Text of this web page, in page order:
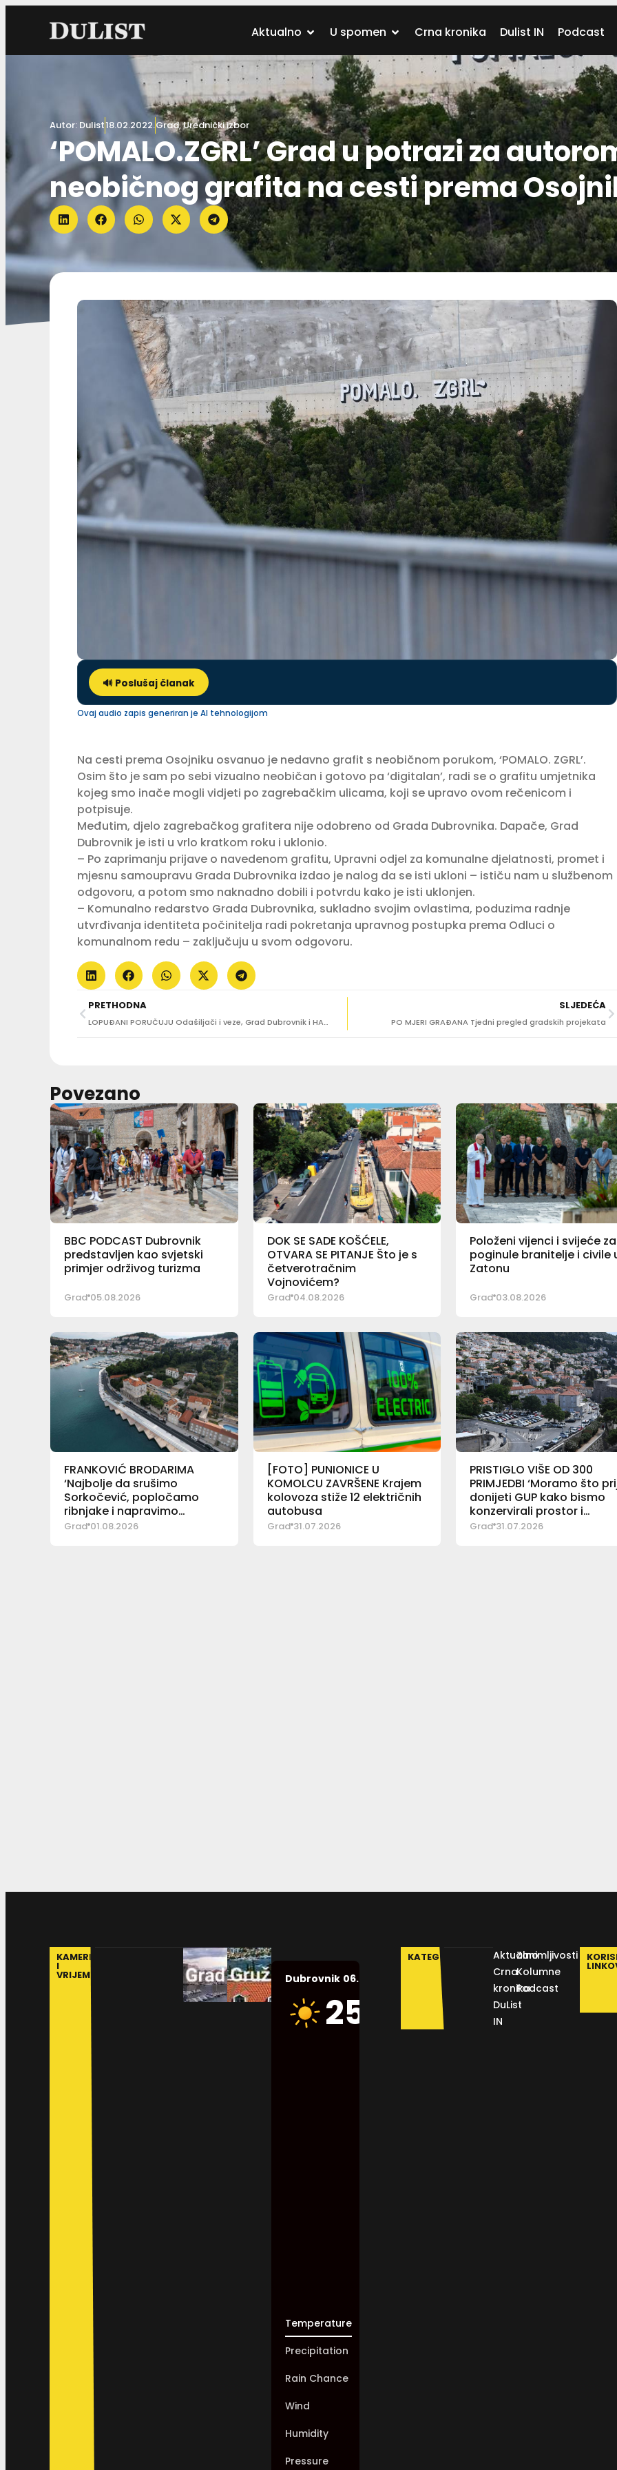
Aktualno U spomen Crna kronika Dulist IN Podcast
Autor: Dulist18.02.2022.Grad,Urednički izbor
‘POMALO.ZGRL’ Grad u potrazi za
neobičnog grafita na cesti prema
🔊 Poslušaj članak
Ovaj audio zapis generiran je AI tehnologijom
Na cesti prema Osojniku osvanuo je nedavno grafit s neobičnom porukom, ‘POMALO. ZGRL’.
Osim što je sam po sebi vizualno neobičan i gotovo pa ‘digitalan’, radi se o grafitu umjetnika
kojeg smo inače mogli vidjeti po zagrebačkim ulicama, koji se upravo ovom rečenicom i
potpisuje.
Međutim, djelo zagrebačkog grafitera nije odobreno od Grada Dubrovnika. Dapače, Grad
Dubrovnik je isti u vrlo kratkom roku i uklonio.
– Po zaprimanju prijave o navedenom grafitu, Upravni odjel za komunalne djelatnosti, promet i
mjesnu samoupravu Grada Dubrovnika izdao je nalog da se isti ukloni – ističu nam u službenom
odgovoru, a potom smo naknadno dobili i potvrdu kako je isti uklonjen.
– Komunalno redarstvo Grada Dubrovnika, sukladno svojim ovlastima, poduzima radnje
utvrđivanja identiteta počinitelja radi pokretanja upravnog postupka prema Odluci o
komunalnom redu – zaključuju u svom odgovoru.
PRETHODNA
LOPUĐANI PORUČUJU Odašiljači i veze, Grad Dubrovnik i HAKOM kriju dokumentaciju o odašiljaču
SLJEDEĆA
PO MJERI GRAĐANA Tjedni pregled gradskih projekata
Povezano
BBC PODCAST Dubrovnik
predstavljen kao svjetski
primjer održivog turizma
Grad 05.08.2026
DOK SE SADE KOŠĆELE,
OTVARA SE PITANJE Što je s
četverotračnim
Vojnovićem?
Grad 04.08.2026
Položeni vijenci i svijeće za
poginule branitelje i civile
Zatonu
Grad 03.08.2026
FRANKOVIĆ BRODARIMA
‘Najbolje da srušimo
Sorkočević, popločamo
ribnjake i napravimo
ugibališta!’
Grad 01.08.2026
[FOTO] PUNIONICE U
KOMOLCU ZAVRŠENE Krajem
kolovoza stiže 12 električnih
autobusa
Grad 31.07.2026
PRISTIGLO VIŠE OD 300
PRIMJEDBI ‘Moramo što
donijeti GUP kako bismo
konzervirali prostor i
zaustavili podivljalu
Grad 31.07.2026
KAMERE
I
VRIJEME Dubrovnik 06.08.2026.
25
Humidity:
Temperature
Precipitation
Rain Chance
Wind
Humidity
Pressure
KATEGORIJE
Aktualno
Crna
kronika
DuList
IN
Zanimljivosti
Kolumne
Podcast